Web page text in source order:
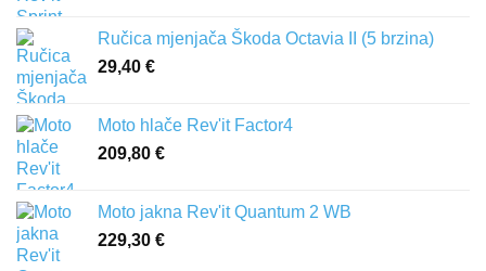
Ručica mjenjača Škoda Octavia II (5 brzina)
29,40 €
Moto hlače Rev'it Factor4
209,80 €
Moto jakna Rev'it Quantum 2 WB
229,30 €